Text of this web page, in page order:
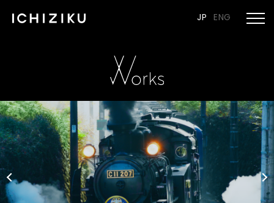
JP ENG